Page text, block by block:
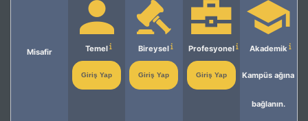
Misafir Temel
Giriş Yap
Bireysel
Giriş Yap
Profesyonel
Giriş Yap
Akademik
Kampüs ağına
bağlanın.